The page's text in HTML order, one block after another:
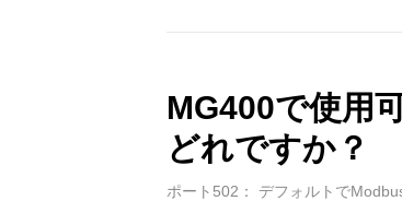
MG400で使用
どれですか？
ポート502： デフォルトで